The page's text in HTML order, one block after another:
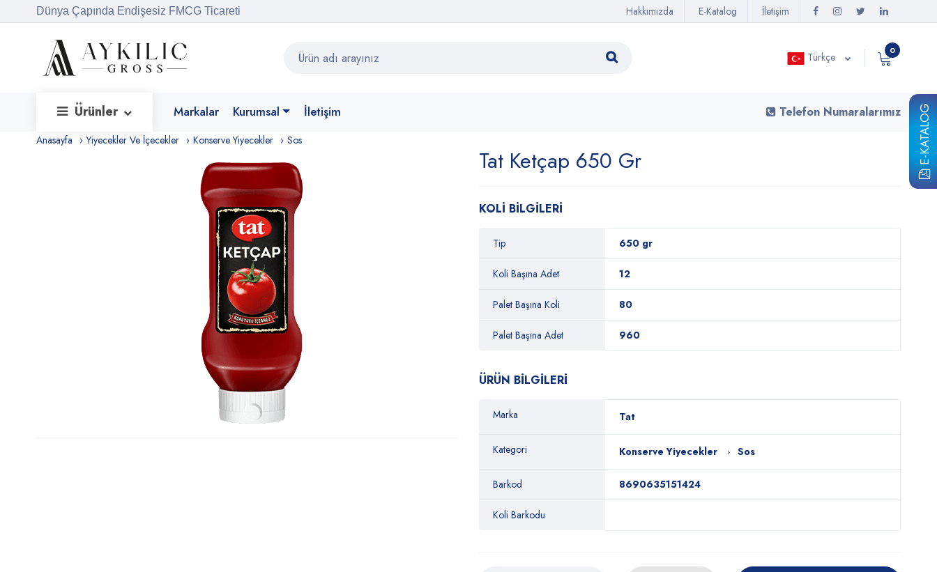
E-KATALOG
Dünya Çapında Endişesiz FMCG Ticareti Hakkımızda E-Katalog İletişim
0
Türkçe
Ürünler Markalar Kurumsal İletişim Telefon Numaralarımız
Anasayfa Yiyecekler Ve İçecekler Konserve Yiyecekler Sos
Tat Ketçap 650 Gr
KOLİ BİLGİLERİ
Tip 650 gr
Koli Başına Adet 12
Palet Başına Koli 80
Palet Başına Adet 960
ÜRÜN BİLGİLERİ
Marka Tat
Kategori Konserve Yiyecekler Sos
Barkod 8690635151424
Koli Barkodu